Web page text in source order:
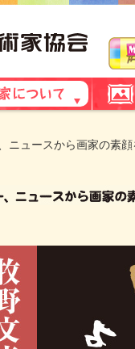
ニュースから画家の素